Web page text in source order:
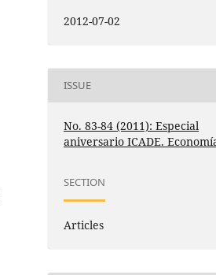
2012-07-02
ISSUE
No. 83-84 (2011): Especial
aniversario ICADE.
SECTION
Articles